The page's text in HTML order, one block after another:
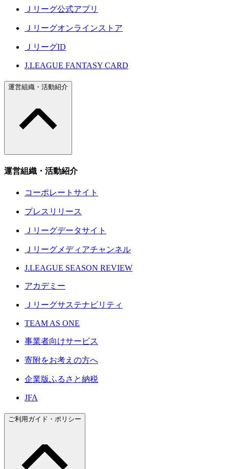
Ｊリーグ公式アプリ
Ｊリーグオンラインストア
ＪリーグID
J.LEAGUE FANTASY CARD
運営組織・活動紹介
運営組織・活動紹介
コーポレートサイト
プレスリリース
Ｊリーグデータサイト
Ｊリーグメディアチャンネル
J.LEAGUE SEASON REVIEW
アカデミー
Ｊリーグサステナビリティ
TEAM AS ONE
事業者向けサービス
寄附をお考えの方へ
企業版ふるさと納税
JFA
ご利用ガイド・ポリシー